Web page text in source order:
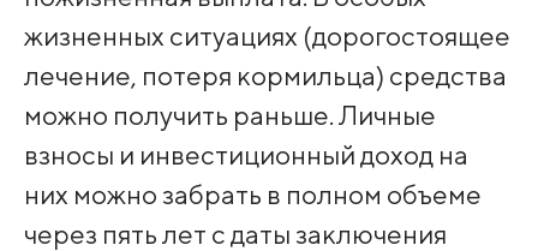
жизненных ситуациях (дорогостоящее
лечение, потеря кормильца) средства
можно получить раньше. Личные
взносы и инвестиционный доход на
них можно забрать в полном объеме
через пять лет с даты заключения